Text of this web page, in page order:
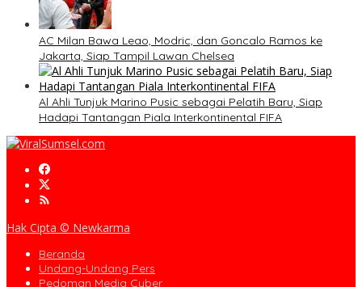
AC Milan Bawa Leao, Modric, dan Goncalo Ramos ke
Jakarta, Siap Tampil Lawan Chelsea
Al Ahli Tunjuk Marino Pusic sebagai Pelatih Baru, Siap
Hadapi Tantangan Piala Interkontinental FIFA
Hak Cipta © Newkarma
Beranda
Undang-Undang Pers
Pedoman Media Cyber